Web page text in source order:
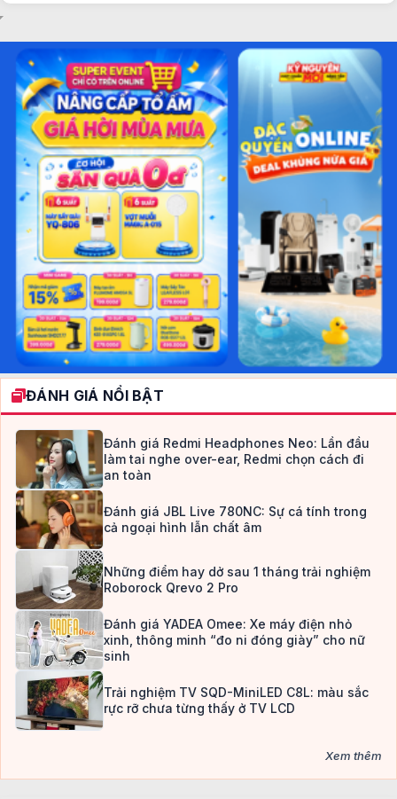
ĐÁNH GIÁ NỔI BẬT
Đánh giá Redmi Headphones Neo: Lần đầu
làm tai nghe over-ear, Redmi chọn cách đi
an toàn
Đánh giá JBL Live 780NC: Sự cá tính trong
cả ngoại hình lẫn chất âm
Những điểm hay dở sau 1 tháng trải nghiệm
Roborock Qrevo 2 Pro
Đánh giá YADEA Omee: Xe máy điện nhỏ
xinh, thông minh “đo ni đóng giày” cho nữ
sinh
Trải nghiệm TV SQD-MiniLED C8L: màu sắc
rực rỡ chưa từng thấy ở TV LCD
Xem thêm